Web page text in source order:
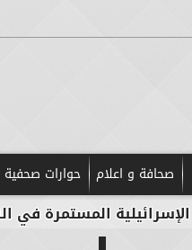
صحافة و اعلام حوارات صحفية
المستمرة في القدس